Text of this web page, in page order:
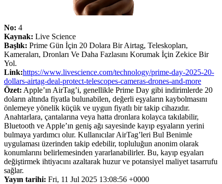
No: 4
Kaynak: Live Science
Başlık: Prime Gün İçin 20 Dolara Bir Airtag, Teleskopları,
Kameraları, Dronları Ve Daha Fazlasını Korumak İçin Zekice Bir
Yol.
Link:https://www.livescience.com/technology/prime-day-2025-20-
dollars-airtag-deal-protect-telescopes-cameras-drones-and-more
Özet: Apple’ın AirTag’i, genellikle Prime Day gibi indirimlerde 20
doların altında fiyatla bulunabilen, değerli eşyaların kaybolmasını
önlemeye yönelik küçük ve uygun fiyatlı bir takip cihazıdır.
Anahtarlara, çantalarına veya hatta dronlara kolayca takılabilir,
Bluetooth ve Apple’ın geniş ağı sayesinde kayıp eşyaların yerini
bulmaya yardımcı olur. Kullanıcılar AirTag’leri Bul Benimle
uygulaması üzerinden takip edebilir, topluluğun anonim olarak
konumlarını belirlemesinden yararlanabilirler. Bu, kayıp eşyaları
değiştirmek ihtiyacını azaltarak huzur ve potansiyel maliyet tasarrufu
sağlar.
Yayın tarihi: Fri, 11 Jul 2025 13:08:56 +0000